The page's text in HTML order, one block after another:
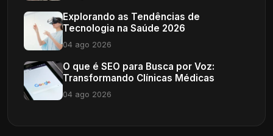
Explorando as Tendências de
Tecnologia na Saúde 2026
04 ago 2026
O que é SEO para Busca por Voz:
Transformando Clínicas Médicas
04 ago 2026